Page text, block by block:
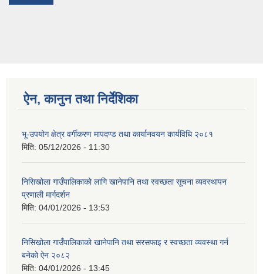
ऐन, कानुन तथा निर्देशिका
भू-उपयोग क्षेत्र वर्गीकरण मापदण्ड तथा कार्यानवयन कार्यविधि २०८१
मिति: 05/12/2026 - 11:30
निसिखोला गाउँपालिकाको लागि खानेपानि तथा स्वच्छता सूचना व्यवस्थापन
प्रणाली मार्गदर्शन
मिति: 04/01/2026 - 13:53
निसिखोला गाउँपालिकाको खानेपानि तथा सरसफाइ र स्वच्छता व्यवस्था गर्न
बनेको ऐन २०८२
मिति: 04/01/2026 - 13:45